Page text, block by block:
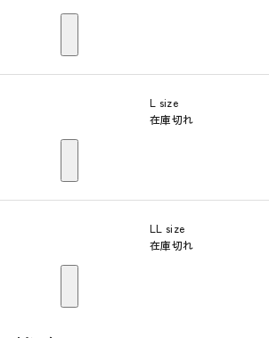
L size
在庫切れ
LL size
在庫切れ